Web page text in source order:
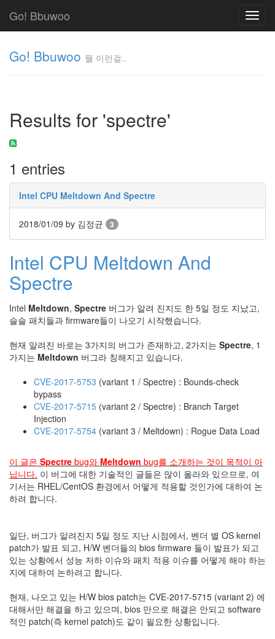
Go! Bbuwoo
Go! Bbuwoo 뭘 이런걸..
Results for 'spectre'
1 entries
Intel CPU Meltdown And Spectre
2018/01/09 by 김정균 3
Intel CPU Meltdown And
Spectre
Intel Meltdown, Spectre 버그가 알려 진지도 한 5일 정도 지났고,
슬슬 패치들과 firmware들이 나오기 시작했습니다.
현재 알려진 바로는 3가지의 버그가 존재하고, 2가지는 Spectre, 1
가지는 Meltdown 버그라 칭해지고 있습니다.
CVE-2017-5753 (variant 1 / Spectre) : Bounds-check
bypass
CVE-2017-5715 (variant 2 / Spectre) : Branch Target
Injection
CVE-2017-5754 (variant 3 / Meltdown) : Rogue Data Load
이 글은 Spectre bug와 Meltdown bug를 소개하는 것이 목적이 아
닙니다. 이 버그에 대한 기술적인 글들은 많이 올라와 있으므로, 여
기서는 RHEL/CentOS 환경에서 어떻게 적용할 것인가에 대하여 논
하려 합니다.
일단, 버그가 알려진지 5일 정도 지난 시점에서, 벤더 별 OS kernel
patch가 발표 되고, H/W 벤더들의 bios firmware 들이 발표가 되고
있는 상황에서 성능 저하 이슈와 패치 적용 이슈를 어떻게 해야 하는
지에 대하여 논하려고 합니다.
현재, 나오고 있는 H/W bios patch는 CVE-2017-5715 (variant 2) 에
대해서만 해결을 하고 있으며, bios 만으로 해결은 안되고 software
적인 patch(즉 kernel patch)도 같이 필요한 상황입니다.
걸..
김
정
균
Cloud
리
눅
스
AnNyung
Firefox
iPutty
AnNyung
LInux
우
Notices
Categories